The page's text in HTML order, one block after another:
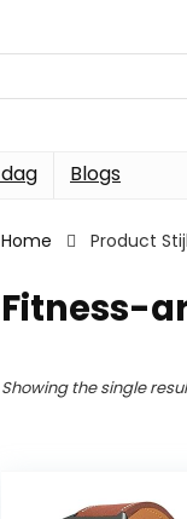
Blogs
Home Product Stijl
Fitness-
Showing the single